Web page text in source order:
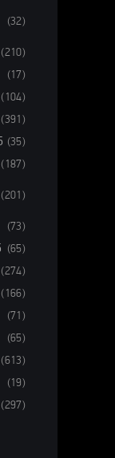
(32)
(210)
(17)
(104)
(391)
(35)
(187)
(201)
(73)
(65)
(274)
(166)
(71)
(65)
(613)
(19)
(297)